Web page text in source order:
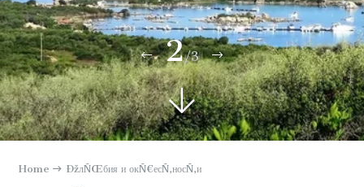
2/3
Home ÐžлÑŒбия и окÑ€есÑ‚носÑ‚и